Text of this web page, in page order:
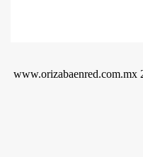
www.orizabaenred.com.mx